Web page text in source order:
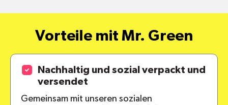
Vorteile mit Mr. Green
Nachhaltig und sozial verpackt und
versendet
Gemeinsam mit unseren sozialen